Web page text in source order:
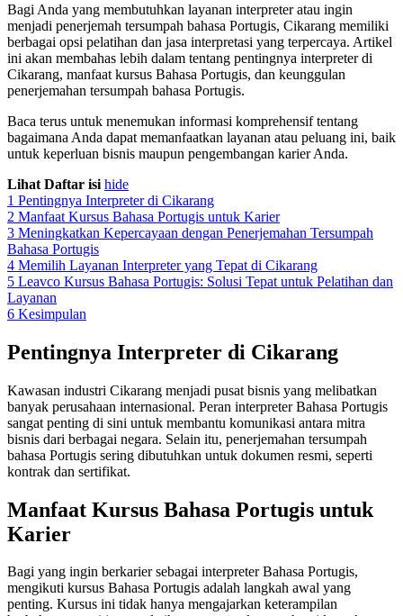
Bagi Anda yang membutuhkan layanan interpreter atau ingin
menjadi penerjemah tersumpah bahasa Portugis, Cikarang memiliki
berbagai opsi pelatihan dan jasa interpretasi yang terpercaya. Artikel
ini akan membahas lebih dalam tentang pentingnya interpreter di
Cikarang, manfaat kursus Bahasa Portugis, dan keunggulan
penerjemahan tersumpah bahasa Portugis.
Baca terus untuk menemukan informasi komprehensif tentang
bagaimana Anda dapat memanfaatkan layanan atau peluang ini, baik
untuk keperluan bisnis maupun pengembangan karier Anda.
Lihat Daftar isi hide
1 Pentingnya Interpreter di Cikarang
2 Manfaat Kursus Bahasa Portugis untuk Karier
3 Meningkatkan Kepercayaan dengan Penerjemahan Tersumpah
Bahasa Portugis
4 Memilih Layanan Interpreter yang Tepat di Cikarang
5 Leavco Kursus Bahasa Portugis: Solusi Tepat untuk Pelatihan dan
Layanan
6 Kesimpulan
Pentingnya Interpreter di Cikarang
Kawasan industri Cikarang menjadi pusat bisnis yang melibatkan
banyak perusahaan internasional. Peran interpreter Bahasa Portugis
sangat penting di sini untuk membantu komunikasi antara mitra
bisnis dari berbagai negara. Selain itu, penerjemahan tersumpah
bahasa Portugis sering dibutuhkan untuk dokumen resmi, seperti
kontrak dan sertifikat.
Manfaat Kursus Bahasa Portugis untuk
Karier
Bagi yang ingin berkarier sebagai interpreter Bahasa Portugis,
mengikuti kursus Bahasa Portugis adalah langkah awal yang
penting. Kursus ini tidak hanya mengajarkan keterampilan